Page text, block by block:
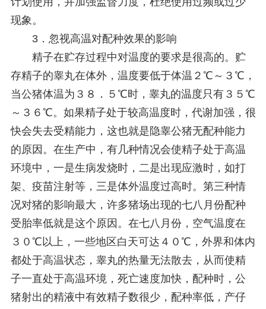
现象。
3．忽视高温对配种效果的影响
精子在贮存过程中对温度的要求是很高的。贮
存精子的睾丸在体外，温度要低于体温２℃～３℃，
当公猪体温为３８．５℃时，睾丸的温度只有３５℃
～３６℃。如果精子处于较高温度时，代谢加强，很
快会失去受精能力，这也就是隐睾公猪无配种能力
的原因。在生产中，有几种情况会使精子处于高温
环境中，一是生病发烧时，二是出现应激时，如打
架、疫苗注射等，三是体外温度过高时。第三种情
况对猪的影响最大，许多猪场出现的七八月份配种
受胎率低就是这个原因。在七八月份，空气温度在
３０℃以上，一些地区白天可达４０℃，外界和体内
都处于高温状态，睾丸的热量无法散去，从而使精
子一直处于高温环境，死亡速度加快，配种时，公
猪射出的精液中有效精子数很少，配种率低，产仔